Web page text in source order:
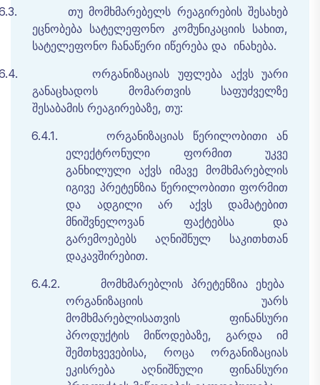
თუ მომხმარებელს რეაგირების შესახებ
ეცნობება სატელეფონო კომუნიკაციის სახით,
სატელეფონო ჩანაწერი იწერება და ინახება.
ორგანიზაციას უფლება
აქვს უარი
განაცხადოს
მომართვის
საფუძველზე
შესაბამის რეაგირებაზე, თუ:
6.4.1.
ორგანიზაციას წერილობითი
ან
ელექტრონული
ფორმით
უკვე
განხილული აქვს იმავე მომხმარებლის
იგივე პრეტენზია წერილობითი ფორმით
და
ადგილი არ აქვს
დამატებით
მნიშვნელოვან
ფაქტებსა
და
გარემოებებს
აღნიშნულ
საკითხთან
დაკავშირებით.
6.4.2.
მომხმარებლის პრეტენზია
ეხება
ორგანიზაციის
უარს
მომხმარებლისათვის
ფინანსური
პროდუქტის
მიწოდებაზე,გარდა
იმ
შემთხვევებისა,როცა
ორგანიზაციას
ეკისრება
აღნიშნული
ფინანსური